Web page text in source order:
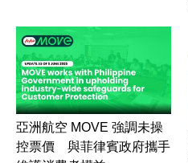
亞洲航空 MOVE 強調未操
控票價 與菲律賓政府攜手